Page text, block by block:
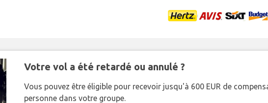
Votre vol a été retardé ou annulé ?
Vous pouvez être éligible pour recevoir jusqu'à 600 EUR de
personne dans votre groupe.